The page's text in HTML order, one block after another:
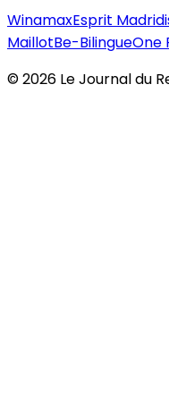
WinamaxEsprit
MaillotBe-BilingueOne
©2026 Le Journal du